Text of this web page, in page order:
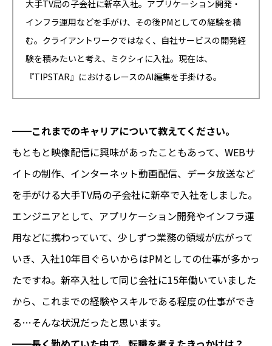
大手TV局の子会社に新卒入社。アプリケーション開発・
インフラ運用などを手がけ、その後PMとしての経験を積
む。クライアントワークではなく、自社サービスの開発経
験を積みたいと考え、ミクシィに入社。現在は、
『TIPSTAR』におけるレースのAI編集を手掛ける。
━━これまでのキャリアについて教えてください。
もともと映像配信に興味があったこともあって、WEBサ
イトの制作、インターネット動画配信、データ放送など
を手がける大手TV局の子会社に新卒で入社をしました。
エンジニアとして、アプリケーション開発やインフラ運
用などに携わっていて、少しずつ業務の領域が広がって
いき、入社10年目ぐらいからはPMとしての仕事が多かっ
たですね。新卒入社して同じ会社に15年働いていました
から、これまでの経験やスキルである程度の仕事ができ
る…そんな状況だったと思います。